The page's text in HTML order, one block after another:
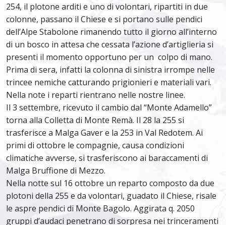
254, il plotone arditi e uno di volontari, ripartiti in due
colonne, passano il Chiese e si portano sulle pendici
dell’Alpe Stabolone rimanendo tutto il giorno all’interno
di un bosco in attesa che cessata l’azione d’artiglieria si
presenti il momento opportuno per un colpo di mano.
Prima di sera, infatti la colonna di sinistra irrompe nelle
trincee nemiche catturando prigionieri e materiali vari.
Nella note i reparti rientrano nelle nostre linee.
Il 3 settembre, ricevuto il cambio dal “Monte Adamello”
torna alla Colletta di Monte Remà. Il 28 la 255 si
trasferisce a Malga Gaver e la 253 in Val Redotem. Ai
primi di ottobre le compagnie, causa condizioni
climatiche avverse, si trasferiscono ai baraccamenti di
Malga Bruffione di Mezzo.
Nella notte sul 16 ottobre un reparto composto da due
plotoni della 255 e da volontari, guadato il Chiese, risale
le aspre pendici di Monte Bagolo. Aggirata q. 2050
gruppi d’audaci penetrano di sorpresa nei trinceramenti